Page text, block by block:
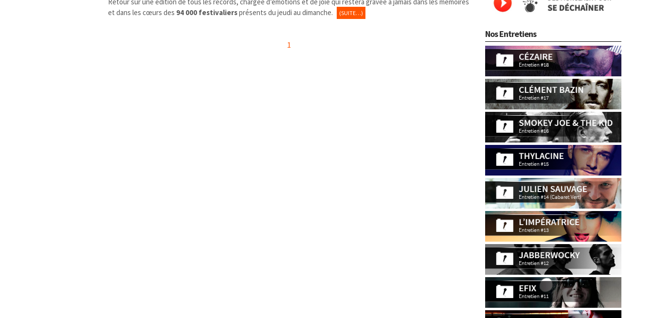
et dans les cœurs des 94 000 festivaliersprésents du jeudi au dimanche. (SUITE…)
1
Nos Entretiens